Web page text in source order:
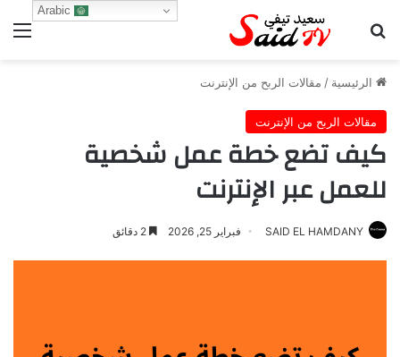
بحث عن
الرئيسية / مقالات الربح من الإنترنت
مقالات الربح من الإنترنت
كيف تضع خطة عمل شخصية
للعمل عبر الإنترنت
SAID EL HAMDANY فبراير 25, 2026